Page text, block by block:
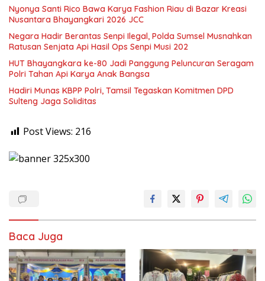
Nyonya Santi Rico Bawa Karya Fashion Riau di Bazar Kreasi
Nusantara Bhayangkari 2026 JCC
Negara Hadir Berantas Senpi Ilegal, Polda Sumsel Musnahkan
Ratusan Senjata Api Hasil Ops Senpi Musi 202
HUT Bhayangkara ke-80 Jadi Panggung Peluncuran Seragam
Polri Tahan Api Karya Anak Bangsa
Hadiri Munas KBPP Polri, Tamsil Tegaskan Komitmen DPD
Sulteng Jaga Soliditas
Post Views: 216
Baca Juga